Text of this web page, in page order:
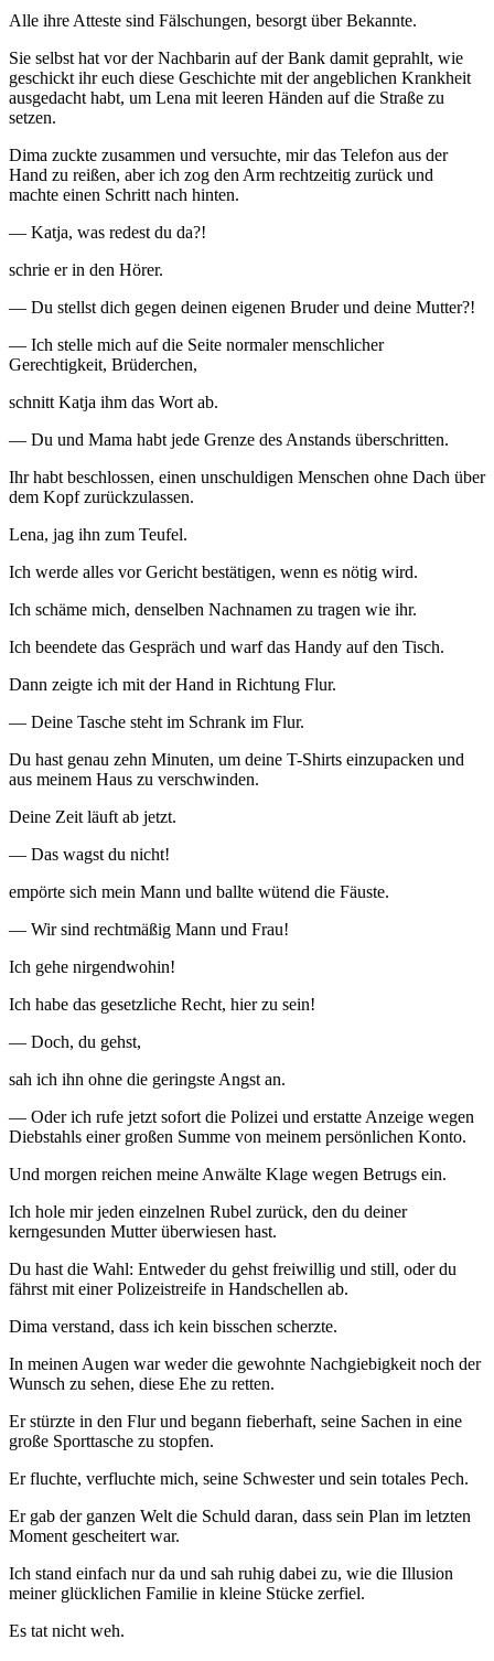
Alle ihre Atteste sind Fälschungen, besorgt über Bekannte.
Sie selbst hat vor der Nachbarin auf der Bank damit geprahlt, wie
geschickt ihr euch diese Geschichte mit der angeblichen Krankheit
ausgedacht habt, um Lena mit leeren Händen auf die Straße zu
setzen.
Dima zuckte zusammen und versuchte, mir das Telefon aus der
Hand zu reißen, aber ich zog den Arm rechtzeitig zurück und
machte einen Schritt nach hinten.
— Katja, was redest du da?!
schrie er in den Hörer.
— Du stellst dich gegen deinen eigenen Bruder und deine Mutter?!
— Ich stelle mich auf die Seite normaler menschlicher
Gerechtigkeit, Brüderchen,
schnitt Katja ihm das Wort ab.
— Du und Mama habt jede Grenze des Anstands überschritten.
Ihr habt beschlossen, einen unschuldigen Menschen ohne Dach über
dem Kopf zurückzulassen.
Lena, jag ihn zum Teufel.
Ich werde alles vor Gericht bestätigen, wenn es nötig wird.
Ich schäme mich, denselben Nachnamen zu tragen wie ihr.
Ich beendete das Gespräch und warf das Handy auf den Tisch.
Dann zeigte ich mit der Hand in Richtung Flur.
— Deine Tasche steht im Schrank im Flur.
Du hast genau zehn Minuten, um deine T-Shirts einzupacken und
aus meinem Haus zu verschwinden.
Deine Zeit läuft ab jetzt.
— Das wagst du nicht!
empörte sich mein Mann und ballte wütend die Fäuste.
— Wir sind rechtmäßig Mann und Frau!
Ich gehe nirgendwohin!
Ich habe das gesetzliche Recht, hier zu sein!
— Doch, du gehst,
sah ich ihn ohne die geringste Angst an.
— Oder ich rufe jetzt sofort die Polizei und erstatte Anzeige wegen
Diebstahls einer großen Summe von meinem persönlichen Konto.
Und morgen reichen meine Anwälte Klage wegen Betrugs ein.
Ich hole mir jeden einzelnen Rubel zurück, den du deiner
kerngesunden Mutter überwiesen hast.
Du hast die Wahl: Entweder du gehst freiwillig und still, oder du
fährst mit einer Polizeistreife in Handschellen ab.
Dima verstand, dass ich kein bisschen scherzte.
In meinen Augen war weder die gewohnte Nachgiebigkeit noch der
Wunsch zu sehen, diese Ehe zu retten.
Er stürzte in den Flur und begann fieberhaft, seine Sachen in eine
große Sporttasche zu stopfen.
Er fluchte, verfluchte mich, seine Schwester und sein totales Pech.
Er gab der ganzen Welt die Schuld daran, dass sein Plan im letzten
Moment gescheitert war.
Ich stand einfach nur da und sah ruhig dabei zu, wie die Illusion
meiner glücklichen Familie in kleine Stücke zerfiel.
Es tat nicht weh.